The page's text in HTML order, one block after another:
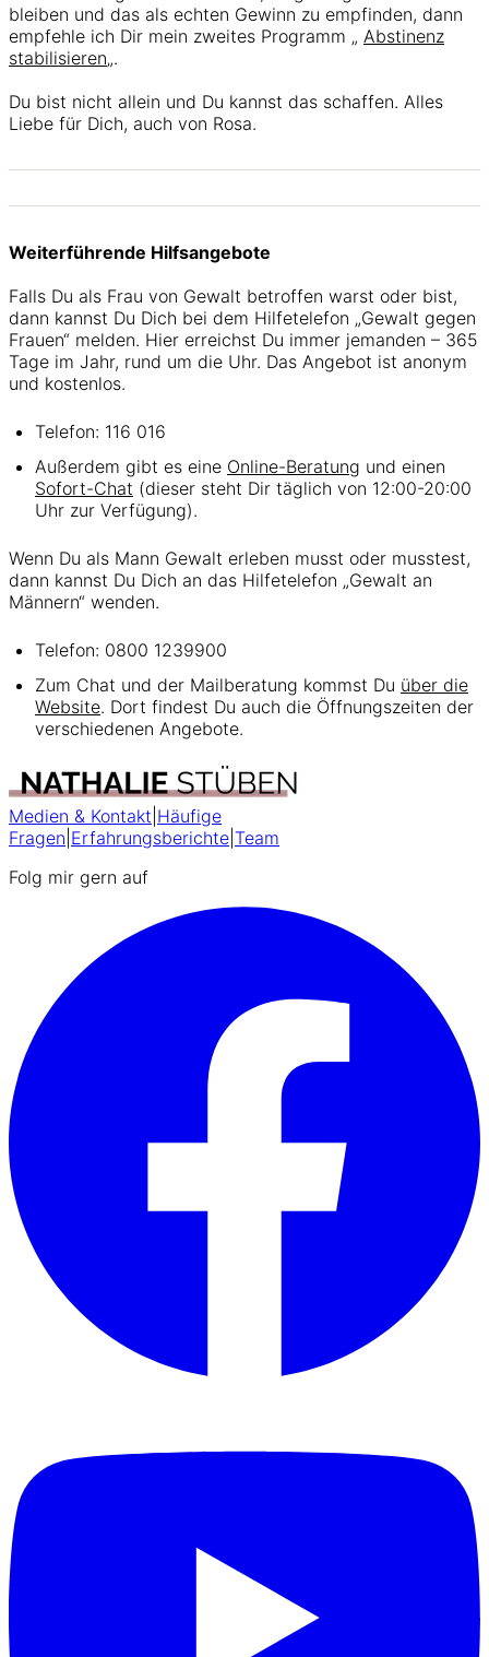
bleiben und das als echten Gewinn zu empfinden, dann
empfehle ich Dir mein zweites Programm „ Abstinenz
stabilisieren„.
Du bist nicht allein und Du kannst das schaffen. Alles
Liebe für Dich, auch von Rosa.
Weiterführende Hilfsangebote
Falls Du als Frau von Gewalt betroffen warst oder bist,
dann kannst Du Dich bei dem Hilfetelefon „Gewalt gegen
Frauen“ melden. Hier erreichst Du immer jemanden – 365
Tage im Jahr, rund um die Uhr. Das Angebot ist anonym
und kostenlos.
Telefon: 116 016
Außerdem gibt es eine Online-Beratung und einen
Sofort-Chat (dieser steht Dir täglich von 12:00-20:00
Uhr zur Verfügung).
Wenn Du als Mann Gewalt erleben musst oder musstest,
dann kannst Du Dich an das Hilfetelefon „Gewalt an
Männern“ wenden.
Telefon: 0800 1239900
Zum Chat und der Mailberatung kommst Du über die
Website. Dort findest Du auch die Öffnungszeiten der
verschiedenen Angebote.
Medien & Kontakt Häufige
Fragen Erfahrungsberichte Team
Folg mir gern auf